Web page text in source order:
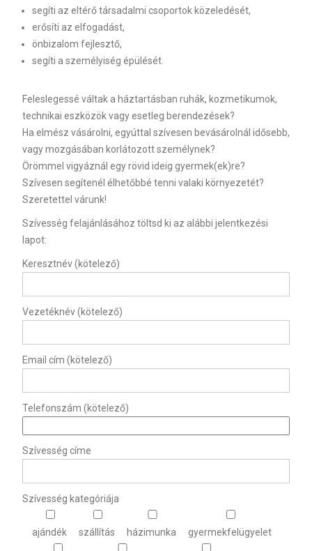
segíti az eltérő társadalmi csoportok közeledését,
erősíti az elfogadást,
önbizalom fejlesztő,
segíti a személyiség épülését.
Feleslegessé váltak a háztartásban ruhák, kozmetikumok,
technikai eszközök vagy esetleg berendezések?
Ha elmész vásárolni, egyúttal szívesen bevásárolnál idősebb,
vagy mozgásában korlátozott személynek?
Örömmel vigyáznál egy rövid ideig gyermek(ek)re?
Szívesen segítenél élhetőbbé tenni valaki környezetét?
Szeretettel várunk!
Szívesség felajánlásához töltsd ki az alábbi jelentkezési
lapot:
Keresztnév (kötelező)
Vezetéknév (kötelező)
Email cím (kötelező)
Telefonszám (kötelező)
Szívesség címe
Szívesség kategóriája
ajándék szállítás házimunka gyermekfelügyelet